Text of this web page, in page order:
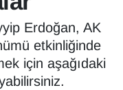
Erdoğan, AK
etkinliğinde
için aşağıdaki